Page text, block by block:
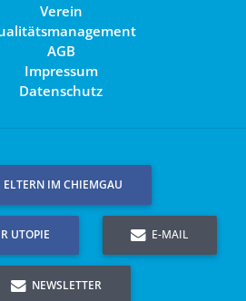
Verein
AGB
Impressum
Datenschutz
ELTERN IM CHIEMGAU
UTOPIE E-MAIL
NEWSLETTER